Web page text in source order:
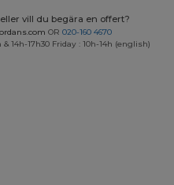
vill du begära en offert?
OR 020-160 4670
14h-17h30 Friday : 10h-14h (english)